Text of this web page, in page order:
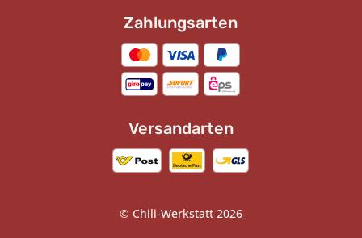
Zahlungsarten
Versandarten
© Chili-Werkstatt 2026